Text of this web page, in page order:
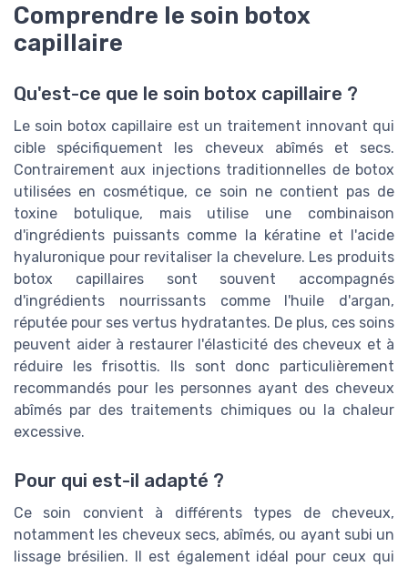
Comprendre le soin botox
capillaire
Qu'est-ce que le soin botox capillaire ?
Le soin botox capillaire est un traitement innovant qui
cible spécifiquement les cheveux abîmés et secs.
Contrairement aux injections traditionnelles de botox
utilisées en cosmétique, ce soin ne contient pas de
toxine botulique, mais utilise une combinaison
d'ingrédients puissants comme la kératine et l'acide
hyaluronique pour revitaliser la chevelure. Les produits
botox capillaires sont souvent accompagnés
d'ingrédients nourrissants comme l'huile d'argan,
réputée pour ses vertus hydratantes. De plus, ces soins
peuvent aider à restaurer l'élasticité des cheveux et à
réduire les frisottis. Ils sont donc particulièrement
recommandés pour les personnes ayant des cheveux
abîmés par des traitements chimiques ou la chaleur
excessive.
Pour qui est-il adapté ?
Ce soin convient à différents types de cheveux,
notamment les cheveux secs, abîmés, ou ayant subi un
lissage brésilien. Il est également idéal pour ceux qui